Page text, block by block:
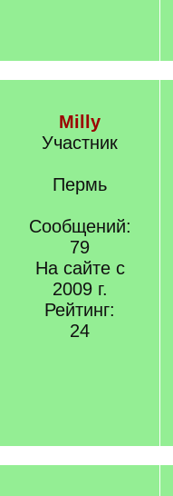
Milly
Участник
Пермь
Сообщений:
79
На сайте с
2009 г.
Рейтинг:
24